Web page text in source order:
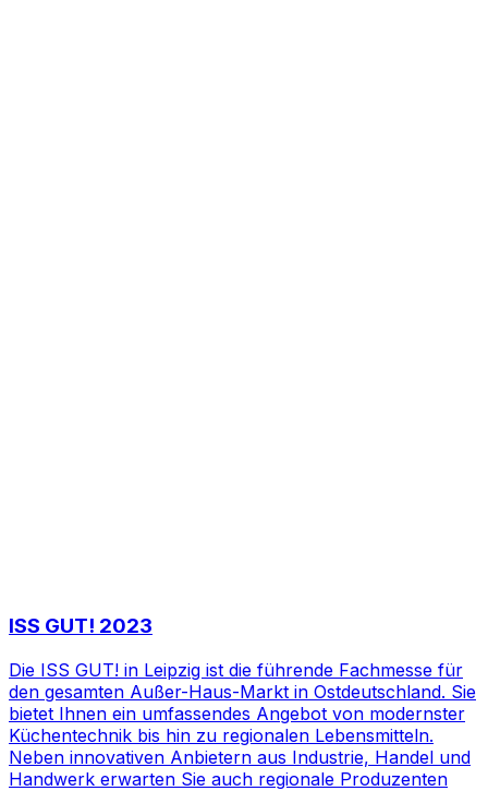
ISS GUT! 2023
Die ISS GUT! in Leipzig ist die führende Fachmesse für
den gesamten Außer-Haus-Markt in Ostdeutschland. Sie
bietet Ihnen ein umfassendes Angebot von modernster
Küchentechnik bis hin zu regionalen Lebensmitteln.
Neben innovativen Anbietern aus Industrie, Handel und
Handwerk erwarten Sie auch regionale Produzenten